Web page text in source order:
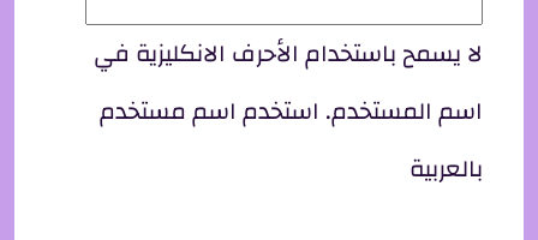
لا يسمح باستخدام الأحرف الانكليزية في
اسم المستخدم. استخدم اسم مستخدم
بالعربية